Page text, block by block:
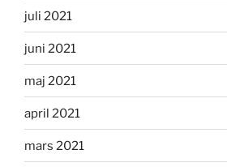
juli 2021
juni 2021
maj 2021
april 2021
mars 2021